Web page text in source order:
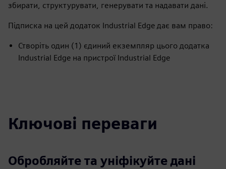
збирати, структурувати, генерувати та надавати дані.
Підписка на цей додаток Industrial Edge дає вам право:
Створіть один (1) єдиний екземпляр цього додатка
Industrial Edge на пристрої Industrial Edge
Ключові переваги
Обробляйте та уніфікуйте дані